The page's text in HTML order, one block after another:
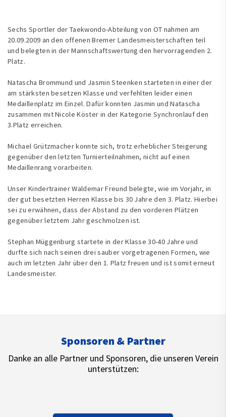
Sechs Sportler der Taekwondo-Abteilung von OT nahmen am
20.09.2009 an den offenen Bremer Landesmeisterschaften teil
und belegten in der Mannschaftswertung den hervorragenden 2.
Platz.
Natascha Brommund und Jasmin Steenken starteten in einer der
am stärksten besetzen Klasse und verfehlten leider einen
Medaillenplatz im Einzel. Dafür konnten Jasmin und Natascha
zusammen mit Nicole Köster in der Kategorie Synchronlauf den
3.Platz erreichen.
Michael Grützmacher konnte sich, trotz erheblicher Steigerung
gegenüber den letzten Turnierteilnahmen, nicht auf einen
Medaillenrang vorarbeiten.
Unser Kindertrainer Waldemar Freund belegte, wie im Vorjahr, in
der gut besetzten Herren Klasse bis 30 Jahre den 3. Platz. Hierbei
sei zu erwähnen, dass der Abstand zu den vorderen Plätzen
gegenüber letztem Jahr geschmolzen ist.
Stephan Müggenburg startete in der Klasse 30-40 Jahre und
durfte sich nach seinen drei sauber vorgetragenen Formen, wie
auch im letzten Jahr über den 1. Platz freuen und ist somit erneut
Landesmeister.
Sponsoren & Partner
Danke an alle Partner und Sponsoren, die unseren Verein
unterstützen: